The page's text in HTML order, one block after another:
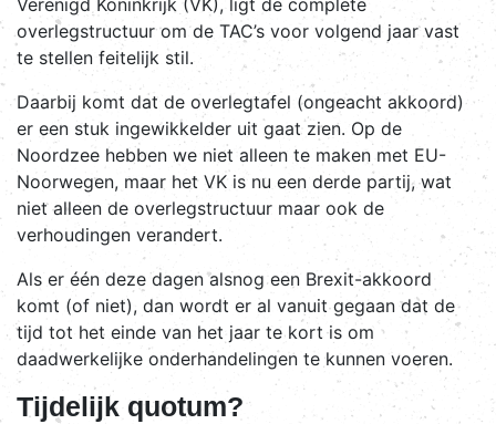
Verenigd Koninkrijk (VK), ligt de complete
overlegstructuur om de TAC’s voor volgend jaar vast
te stellen feitelijk stil.
Daarbij komt dat de overlegtafel (ongeacht akkoord)
er een stuk ingewikkelder uit gaat zien. Op de
Noordzee hebben we niet alleen te maken met EU-
Noorwegen, maar het VK is nu een derde partij, wat
niet alleen de overlegstructuur maar ook de
verhoudingen verandert.
Als er één deze dagen alsnog een Brexit-akkoord
komt (of niet), dan wordt er al vanuit gegaan dat de
tijd tot het einde van het jaar te kort is om
daadwerkelijke onderhandelingen te kunnen voeren.
Tijdelijk quotum?